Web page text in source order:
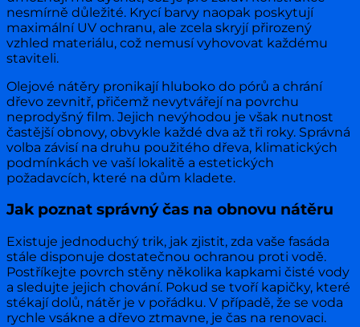
nesmírně důležité. Krycí barvy naopak poskytují
maximální UV ochranu, ale zcela skryjí přirozený
vzhled materiálu, což nemusí vyhovovat každému
staviteli.
Olejové nátěry pronikají hluboko do pórů a chrání
dřevo zevnitř, přičemž nevytvářejí na povrchu
neprodyšný film. Jejich nevýhodou je však nutnost
častější obnovy, obvykle každé dva až tři roky. Správná
volba závisí na druhu použitého dřeva, klimatických
podmínkách ve vaší lokalitě a estetických
požadavcích, které na dům kladete.
Jak poznat správný čas na obnovu nátěru
Existuje jednoduchý trik, jak zjistit, zda vaše fasáda
stále disponuje dostatečnou ochranou proti vodě.
Postříkejte povrch stěny několika kapkami čisté vody
a sledujte jejich chování. Pokud se tvoří kapičky, které
stékají dolů, nátěr je v pořádku. V případě, že se voda
rychle vsákne a dřevo ztmavne, je čas na renovaci.